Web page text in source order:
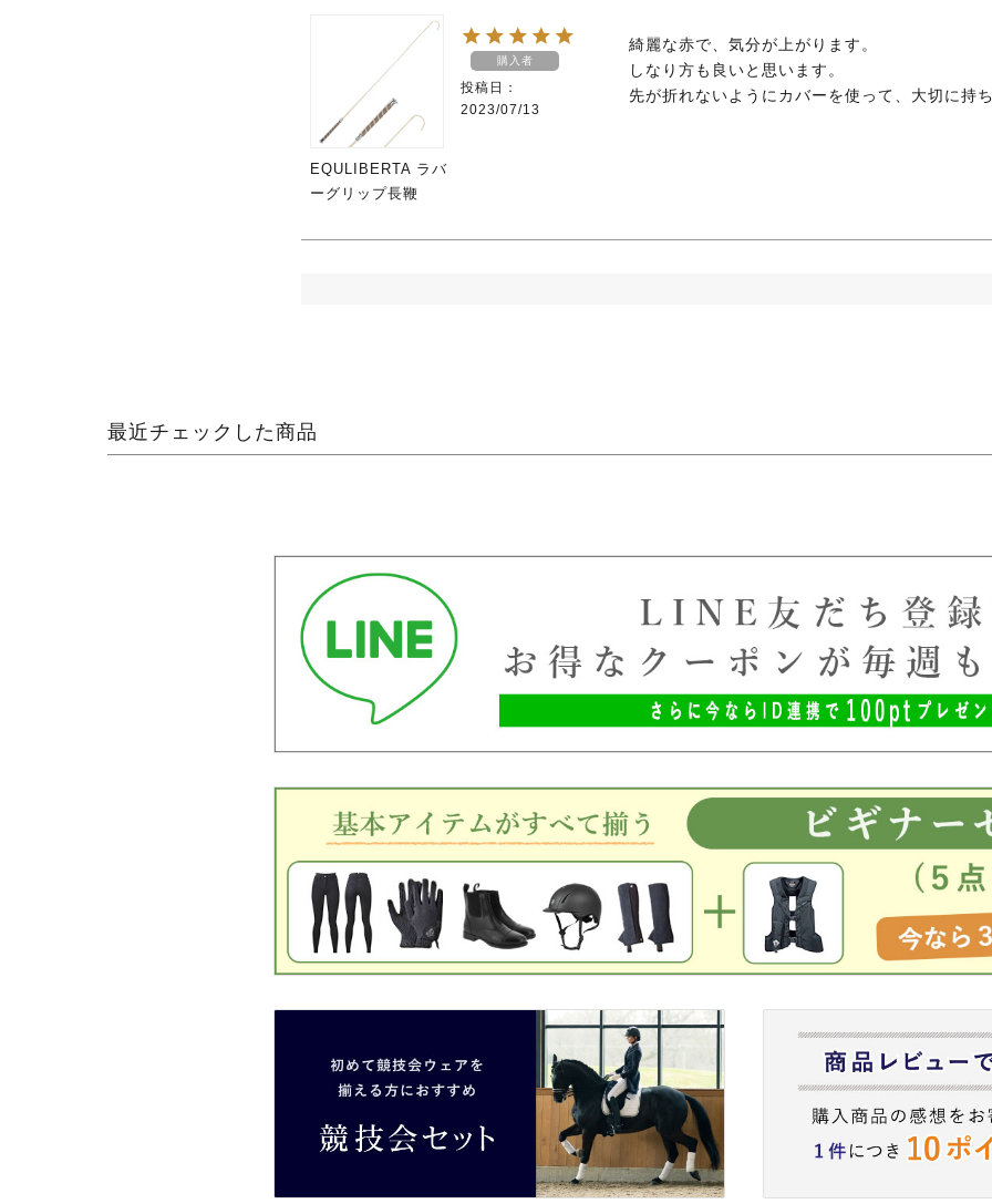
EQULIBERTA ラバ
ーグリップ長鞭
購入者
投稿日
2023/07/13
綺麗な赤で、気分が上がります。
しなり方も良いと思います。
先が折れないようにカバーを使って、大切に持
最近チェックした商品